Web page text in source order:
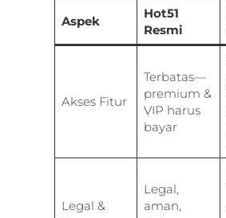
Aspek
Hot51
Resmi
Akses Fitur
Terbatas—
premium &
VIP harus
bayar
Legal &
Legal,
aman,